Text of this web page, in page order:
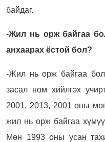
байдаг.
-Жил нь орж байгаа
анхаарах ёстой бол?
-Жил нь орж байгаа
засал ном хийлгэх
2001, 2013, 2001 оны
жил нь орж байгаа
Мөн 1993 оны усан